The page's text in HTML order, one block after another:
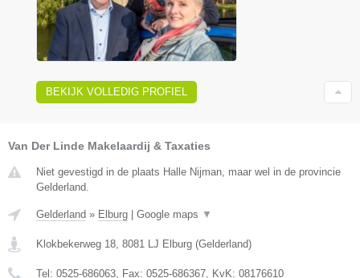
BEKIJK VOLLEDIG PROFIEL
Van Der Linde Makelaardij & Taxaties
Niet gevestigd in de plaats Halle Nijman, maar wel in de provincie
Gelderland.
Gelderland » Elburg Google maps ▼
Klokbekerweg 18, 8081 LJ Elburg (Gelderland)
Tel: 0525-686063, Fax: 0525-686367, KvK: 08176610